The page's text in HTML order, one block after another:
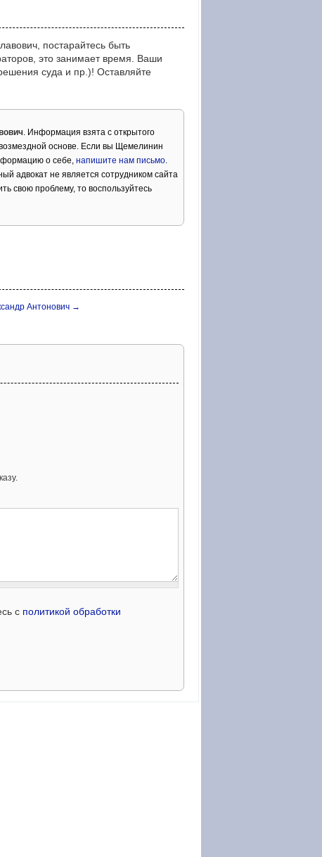
постарайтесь быть
это занимает время. Ваши
суда и пр.)! Оставляйте
. Информация взята с открытого
основе. Если вы Щемелинин
о себе, напишите нам письмо.
адвокат не является сотрудником сайта
свою проблему, то воспользуйтесь
Антонович →
с политикой обработки